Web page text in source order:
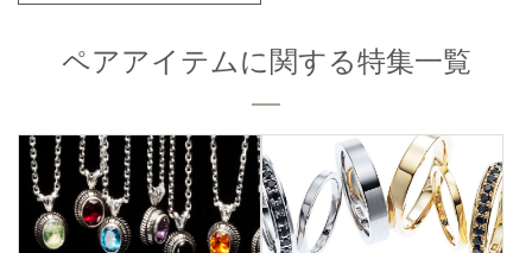
ペアアイテムに関する特集一覧